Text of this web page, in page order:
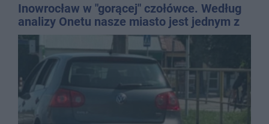
Inowrocław w "gorącej" czołówce. Według
analizy Onetu nasze miasto jest jednym z
najbardziej narażonych na upały